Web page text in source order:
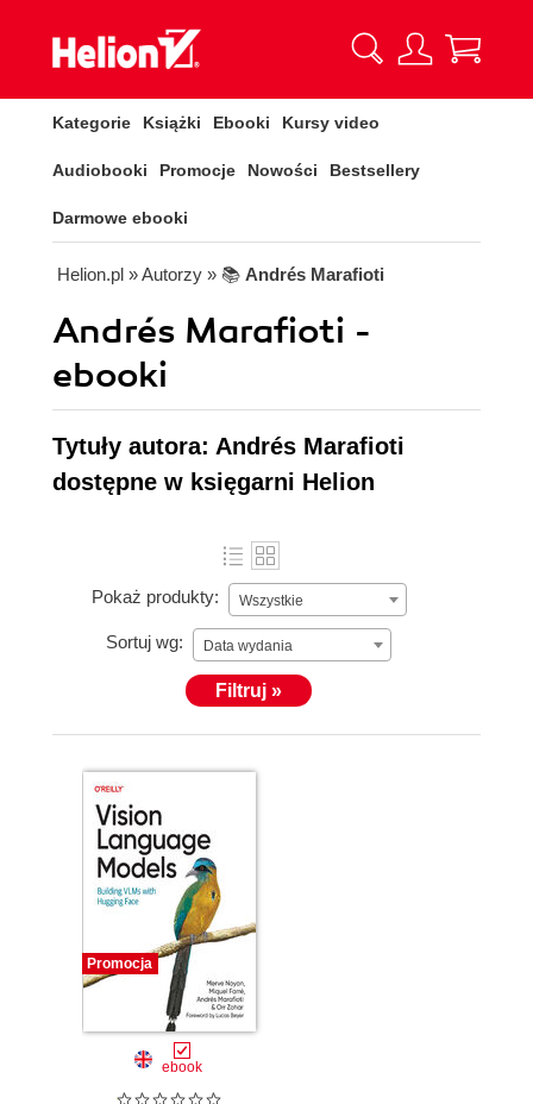
Kategorie Książki Ebooki Kursy video
Audiobooki Promocje Nowości Bestsellery
Darmowe ebooki
Helion.pl » Autorzy » 📚 Andrés Marafioti
Andrés Marafioti -
ebooki
Tytuły autora: Andrés Marafioti
dostępne w księgarni Helion
Pokaż produkty: Wszystkie
Sortuj wg: Data wydania
Filtruj »
Promocja
ebook